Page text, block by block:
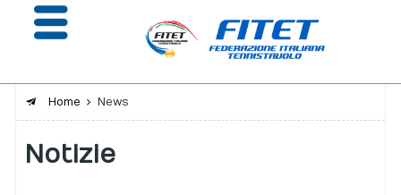
Home News
Notizie